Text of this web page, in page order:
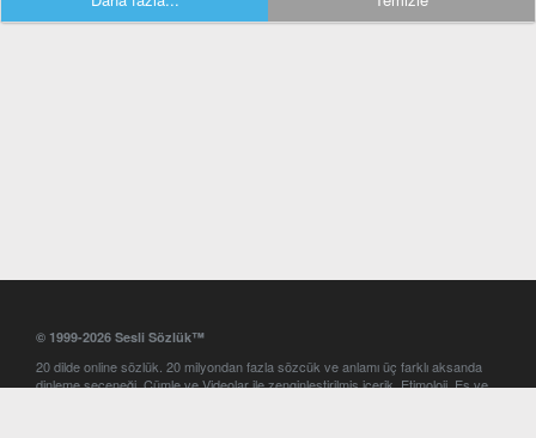
© 1999-2026 Sesli Sözlük™
20 dilde online sözlük. 20 milyondan fazla sözcük ve anlamı üç farklı aksanda
dinleme seçeneği. Cümle ve Videolar ile zenginleştirilmiş içerik. Etimoloji, Eş ve